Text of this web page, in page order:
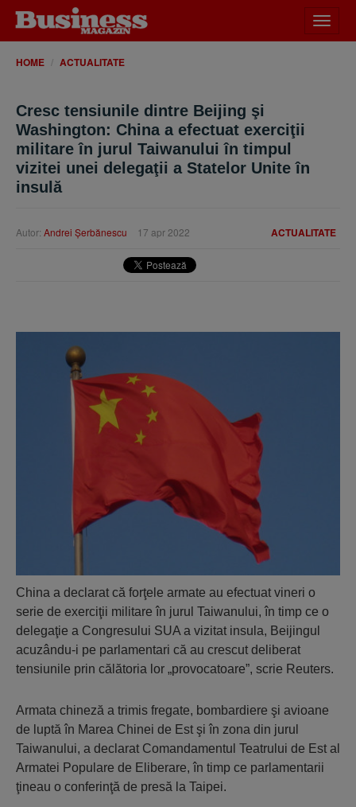
meniu
HOME ACTUALITATE
Cresc tensiunile dintre Beijing şi
Washington: China a efectuat exerciţii
militare în jurul Taiwanului în timpul
vizitei unei delegaţii a Statelor Unite în
insulă
ACTUALITATE
Autor: Andrei Şerbănescu 17 apr 2022
China a declarat că forţele armate au efectuat vineri o
serie de exerciţii militare în jurul Taiwanului, în timp ce o
delegaţie a Congresului SUA a vizitat insula, Beijingul
acuzându-i pe parlamentari că au crescut deliberat
tensiunile prin călătoria lor „provocatoare”, scrie Reuters.
Armata chineză a trimis fregate, bombardiere şi avioane
de luptă în Marea Chinei de Est şi în zona din jurul
Taiwanului, a declarat Comandamentul Teatrului de Est al
Armatei Populare de Eliberare, în timp ce parlamentarii
ţineau o conferinţă de presă la Taipei.